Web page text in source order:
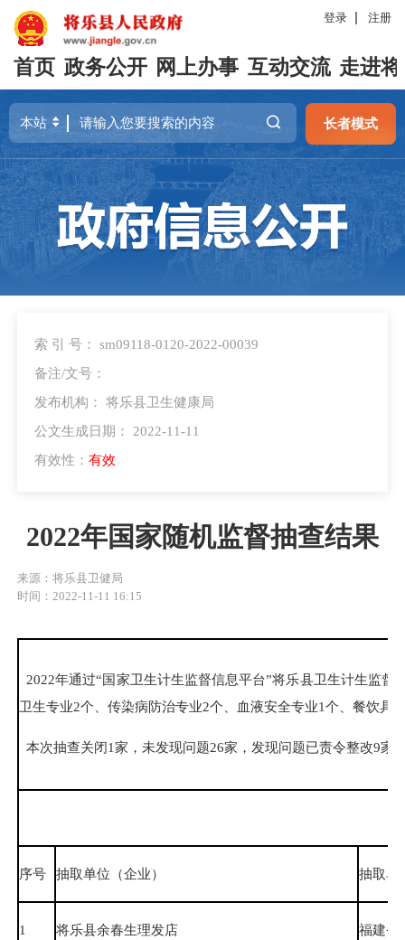
登录 注册
首页 政务公开 网上办事 互动交流 走进
长者模式
索 引 号： sm09118-0120-2022-00039
备注/文号：
发布机构： 将乐县卫生健康局
公文生成日期： 2022-11-11
有效性： 有效
2022年国家随机监督抽查结果
来源：将乐县卫健局
时间：2022-11-11 16:15
2022年通过“国家卫生计生监督信息平台”将乐县卫生计生监
卫生专业2个、传染病防治专业2个、血液安全专业1个、餐饮具
本次抽查关闭1家，未发现问题26家，发现问题已责令整改9家
序号 抽取单位（企业） 抽取单
1 将乐县余春生理发店 福建省